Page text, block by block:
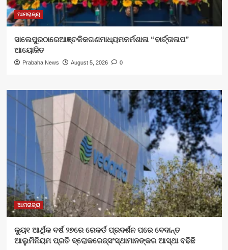
ଆମରାଜ୍ୟ
ସାଲେପୁରଠାରେଆଞ୍ଚଳିକଗଣମାଧ୍ୟମକର୍ମଶାଳା “ବାର୍ତ୍ତାଳାପ”
ଆୟୋଜିତ
Prabaha News August 5, 2026 0
ଆମରାଜ୍ୟ
କ୍ୟୁ୧ ଆର୍ଥିକ ବର୍ଷ ୨୭ରେ ରେକର୍ଡ ପ୍ରଦର୍ଶନ ପରେ ବେଦାନ୍ତ
ଆଲୁମିନିୟମ ପ୍ରତି ବ୍ରୋକରେଜ୍‌ସଂସ୍ଥାମାନଙ୍କର ଆସ୍ଥା ବଢିଛି